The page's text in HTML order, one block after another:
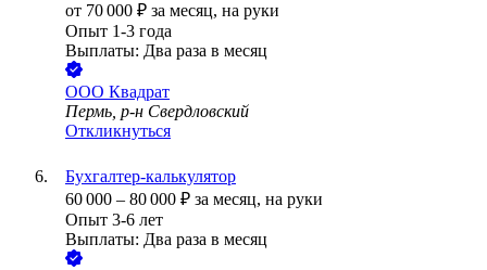
от 70 000 ₽ за месяц, на руки
Опыт 1-3 года
Выплаты: Два раза в месяц
ООО Квадрат
Пермь, р-н Свердловский
Откликнуться
Бухгалтер-калькулятор
60 000 – 80 000 ₽ за месяц, на руки
Опыт 3-6 лет
Выплаты: Два раза в месяц